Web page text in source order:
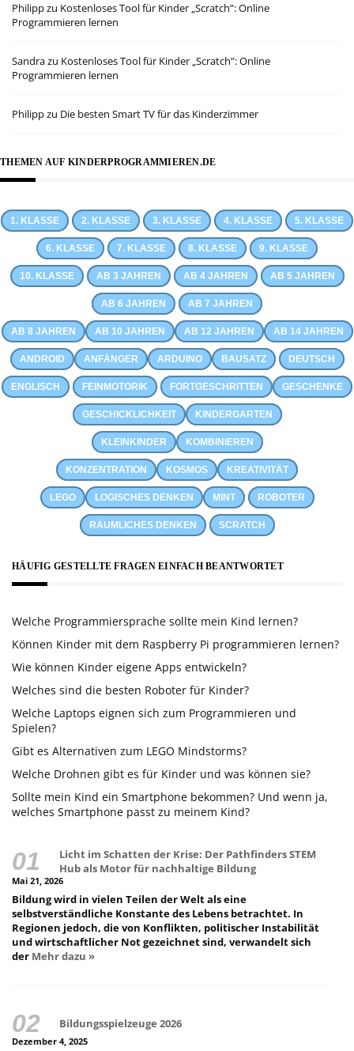
Philippzu Kostenloses Tool für Kinder „Scratch”: Online
Programmieren lernen
Sandrazu Kostenloses Tool für Kinder „Scratch”: Online
Programmieren lernen
Philippzu Die besten Smart TV für das Kinderzimmer
THEMEN AUF KINDERPROGRAMMIEREN.DE
1. KLASSE 2. KLASSE 3. KLASSE 4. KLASSE 5. KLASSE
6. KLASSE 7. KLASSE 8. KLASSE 9. KLASSE
10. KLASSE AB 3 JAHREN AB 4 JAHREN AB 5 JAHREN
AB 6 JAHREN AB 7 JAHREN
AB 8 JAHREN AB 10 JAHREN AB 12 JAHREN AB 14 JAHREN
ANDROID ANFÄNGER ARDUINO BAUSATZ DEUTSCH
ENGLISCH FEINMOTORIK FORTGESCHRITTEN GESCHENKE
GESCHICKLICHKEIT KINDERGARTEN
KLEINKINDER KOMBINIEREN
KONZENTRATION KOSMOS KREATIVITÄT
LEGO LOGISCHES DENKEN MINT ROBOTER
RÄUMLICHES DENKEN SCRATCH
HÄUFIG GESTELLTE FRAGEN EINFACH BEANTWORTET
Welche Programmiersprache sollte mein Kind lernen?
Können Kinder mit dem Raspberry Pi programmieren lernen?
Wie können Kinder eigene Apps entwickeln?
Welches sind die besten Roboter für Kinder?
Welche Laptops eignen sich zum Programmieren und
Spielen?
Gibt es Alternativen zum LEGO Mindstorms?
Welche Drohnen gibt es für Kinder und was können sie?
Sollte mein Kind ein Smartphone bekommen? Und wenn ja,
welches Smartphone passt zu meinem Kind?
Licht im Schatten der Krise: Der Pathfinders STEM
Hub als Motor für nachhaltige Bildung
Mai 21, 2026
Bildung wird in vielen Teilen der Welt als eine
selbstverständliche Konstante des Lebens betrachtet. In
Regionen jedoch, die von Konflikten, politischer Instabilität
und wirtschaftlicher Not gezeichnet sind, verwandelt sich
der Mehr dazu »
Bildungsspielzeuge 2026
Dezember 4, 2025